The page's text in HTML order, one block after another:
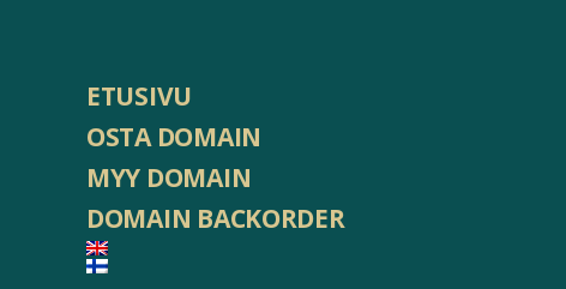
ETUSIVU
OSTA DOMAIN
MYY DOMAIN
DOMAIN BACKORDER